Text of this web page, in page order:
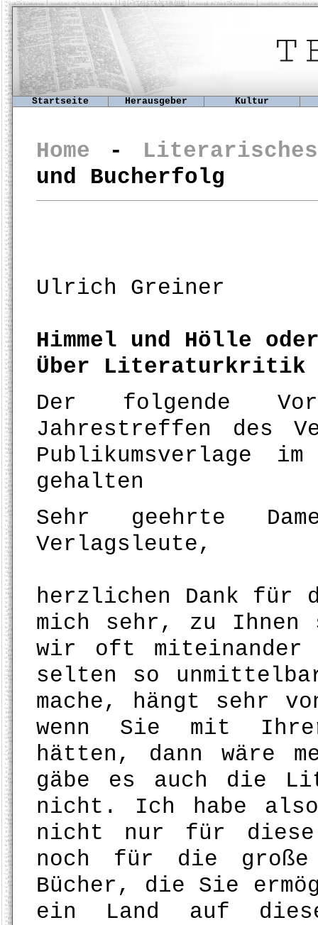
Startseite Herausgeber Kultur
Home -
und Bucherfolg
Ulrich Greiner
Himmel und Hölle
Über Literaturkritik
Der folgende
Jahrestreffen des
Publikumsverlage
gehalten
Sehr geehrte
Verlagsleute,
herzlichen Dank für
mich sehr, zu Ihnen
wir oft miteinander
selten so
mache, hängt sehr
wenn Sie mit
hätten, dann wäre
gäbe es auch die
nicht. Ich habe also
nicht nur für diese
noch für die große
Bücher, die Sie
ein Land auf